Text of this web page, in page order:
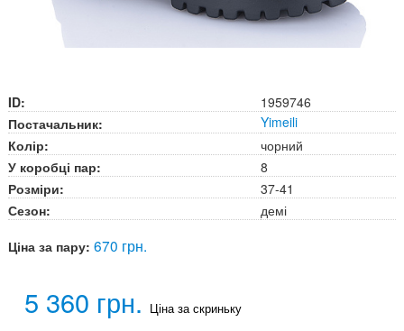
ID:
1959746
Постачальник:
Yimeili
Колір:
чорний
У коробці пар:
8
Розміри:
37-41
Сезон:
демі
Ціна за пару: 670 грн.
5 360 грн. Ціна за скриньку